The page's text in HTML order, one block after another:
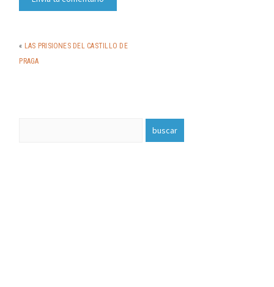
« LAS PRISIONES DEL CASTILLO DE
PRAGA